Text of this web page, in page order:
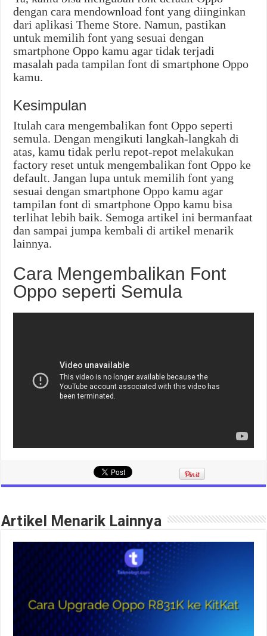
dengan cara mendownload font yang diinginkan
dari aplikasi Theme Store. Namun, pastikan
untuk memilih font yang sesuai dengan
smartphone Oppo kamu agar tidak terjadi
masalah pada tampilan font di smartphone Oppo
kamu.
Kesimpulan
Itulah cara mengembalikan font Oppo seperti
semula. Dengan mengikuti langkah-langkah di
atas, kamu tidak perlu repot-repot melakukan
factory reset untuk mengembalikan font Oppo ke
default. Jangan lupa untuk memilih font yang
sesuai dengan smartphone Oppo kamu agar
tampilan font di smartphone Oppo kamu bisa
terlihat lebih baik. Semoga artikel ini bermanfaat
dan sampai jumpa kembali di artikel menarik
lainnya.
Cara Mengembalikan Font
Oppo seperti Semula
Artikel Menarik Lainnya